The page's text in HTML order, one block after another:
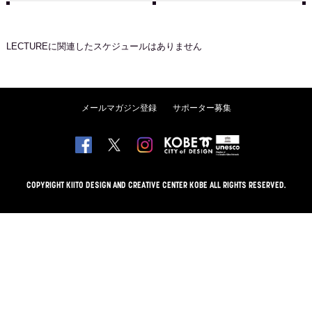
LECTUREに関連したスケジュールはありません
メールマガジン登録 サポーター募集
COPYRIGHT KIITO DESIGN AND CREATIVE CENTER KOBE ALL RIGHTS RESERVED.